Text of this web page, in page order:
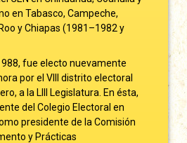
en Tabasco, Campeche,
y Chiapas (1981–1982 y
fue electo nuevamente
por el VIII distrito electoral
a la LIII Legislatura. En ésta,
del Colegio Electoral en
presidente de la Comisión
y Prácticas